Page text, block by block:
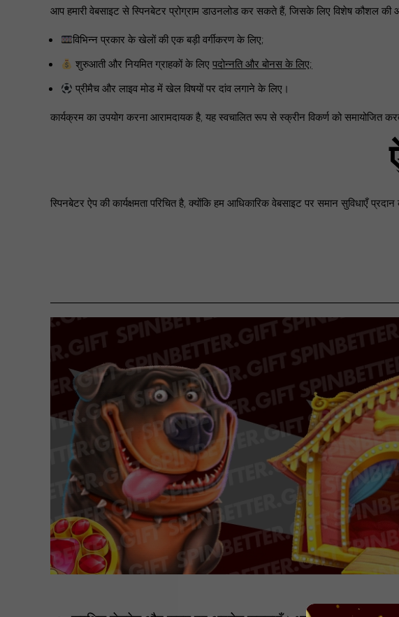
आप हमारी वेबसाइट से स्पिनबेटर प्रोग्राम डाउनलोड कर सकते हैं, जिसके लिए विशेष कौशल
विभिन्न प्रकार के खेलों की एक बड़ी वर्गीकरण के लिए;
शुरुआती और नियमित ग्राहकों के लिएपदोन्नति और बोनस के लिए;
प्रीमैच और लाइव मोड में खेल विषयों पर दांव लगाने के लिए।
कार्यक्रम का उपयोग करना आरामदायक है, यह स्वचालित रूप से स्क्रीन विकर्ण को समायोजित
स्पिनबेटर ऐप की कार्यक्षमता परिचित है, क्योंकि हम आधिकारिक वेबसाइट पर समान सुविधाएँ